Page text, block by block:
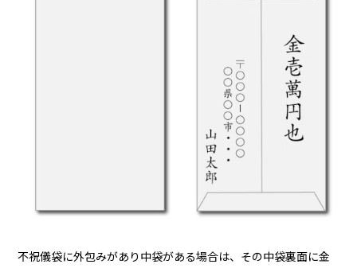
不祝儀袋に外包みがあり中袋がある場合は、その中袋裏面に金